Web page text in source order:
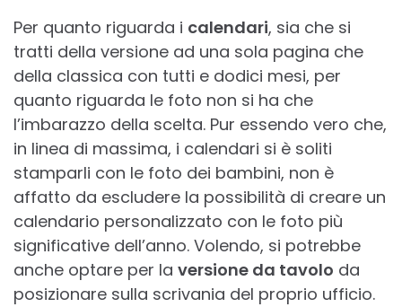
Per quanto riguarda i calendari, sia che si
tratti della versione ad una sola pagina che
della classica con tutti e dodici mesi, per
quanto riguarda le foto non si ha che
l’imbarazzo della scelta. Pur essendo vero che,
in linea di massima, i calendari si è soliti
stamparli con le foto dei bambini, non è
affatto da escludere la possibilità di creare un
calendario personalizzato con le foto più
significative dell’anno. Volendo, si potrebbe
anche optare per la versione da tavolo da
posizionare sulla scrivania del proprio ufficio.